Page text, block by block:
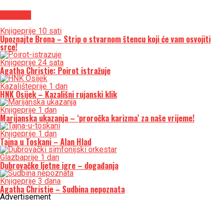
Knjigeprije 10 sati
Upoznajte Brona – Strip o stvarnom štencu koji će vam osvojiti
srce!
Knjigeprije 24 sata
Agatha Christie: Poirot istražuje
Kazališteprije 1 dan
HNK Osijek – Kazališni rujanski klik
Knjigeprije 1 dan
Marijanska ukazanja – ‘proročka karizma’ za naše vrijeme!
Knjigeprije 1 dan
Tajna u Toskani – Alan Hlad
Glazbaprije 1 dan
Dubrovačke ljetne igre – događanja
Knjigeprije 3 dana
Agatha Christie – Sudbina nepoznata
Advertisement